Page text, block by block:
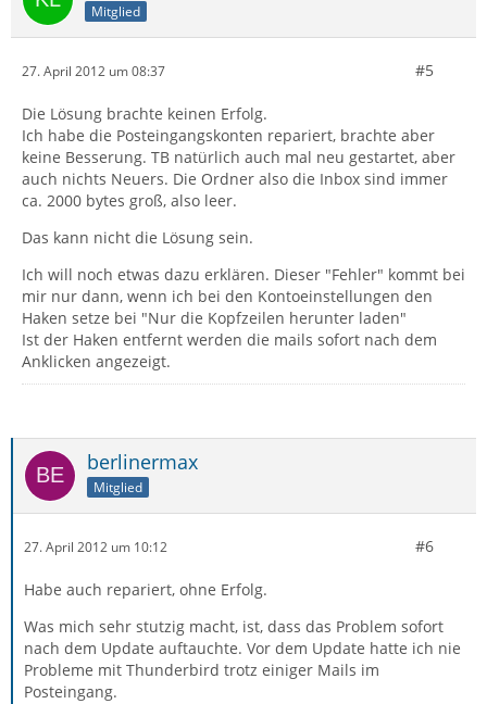
Mitglied
27. April 2012 um 08:37 #5
Die Lösung brachte keinen Erfolg.
Ich habe die Posteingangskonten repariert, brachte aber
keine Besserung. TB natürlich auch mal neu gestartet, aber
auch nichts Neuers. Die Ordner also die Inbox sind immer
ca. 2000 bytes groß, also leer.
Das kann nicht die Lösung sein.
Ich will noch etwas dazu erklären. Dieser "Fehler" kommt bei
mir nur dann, wenn ich bei den Kontoeinstellungen den
Haken setze bei "Nur die Kopfzeilen herunter laden"
Ist der Haken entfernt werden die mails sofort nach dem
Anklicken angezeigt.
berlinermax
Mitglied
27. April 2012 um 10:12 #6
Habe auch repariert, ohne Erfolg.
Was mich sehr stutzig macht, ist, dass das Problem sofort
nach dem Update auftauchte. Vor dem Update hatte ich nie
Probleme mit Thunderbird trotz einiger Mails im
Posteingang.